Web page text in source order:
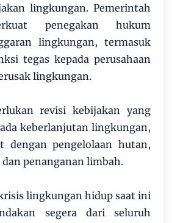
lingkungan. Pemerintah
penegakan hukum
lingkungan, termasuk
tegas kepada perusahaan
lingkungan.
revisi kebijakan yang
keberlanjutan lingkungan,
dengan pengelolaan hutan,
penanganan limbah.
lingkungan hidup saat ini
segera dari seluruh